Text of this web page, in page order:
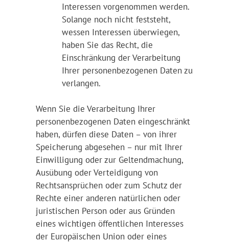
Interessen vorgenommen werden.
Solange noch nicht feststeht,
wessen Interessen überwiegen,
haben Sie das Recht, die
Einschränkung der Verarbeitung
Ihrer personenbezogenen Daten zu
verlangen.
Wenn Sie die Verarbeitung Ihrer
personenbezogenen Daten eingeschränkt
haben, dürfen diese Daten – von ihrer
Speicherung abgesehen – nur mit Ihrer
Einwilligung oder zur Geltendmachung,
Ausübung oder Verteidigung von
Rechtsansprüchen oder zum Schutz der
Rechte einer anderen natürlichen oder
juristischen Person oder aus Gründen
eines wichtigen öffentlichen Interesses
der Europäischen Union oder eines